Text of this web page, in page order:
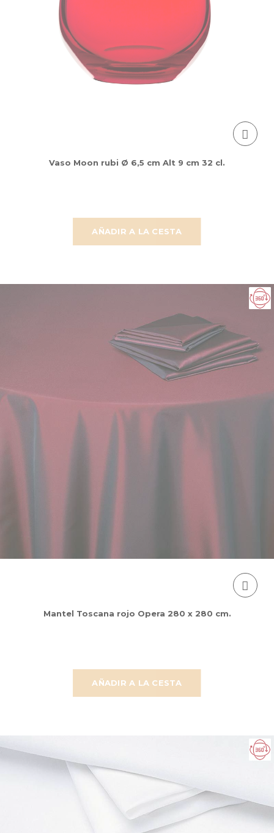
AÑADIR A LA CESTA
Vaso Moon rubi Ø 6,5 cm Alt 9 cm 32 cl.
AÑADIR A LA CESTA
Mantel Toscana rojo Opera 280 x 280 cm.